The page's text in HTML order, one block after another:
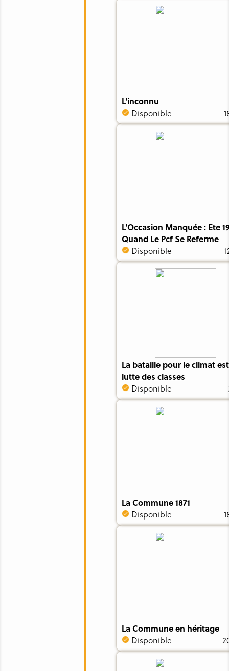
L'inconnu
Disponible
L'Occasion Manquée : Ete
Quand Le Pcf Se Referme
Disponible
La bataille pour le climat
lutte des classes
Disponible
La Commune 1871
Disponible
La Commune en héritage
Disponible